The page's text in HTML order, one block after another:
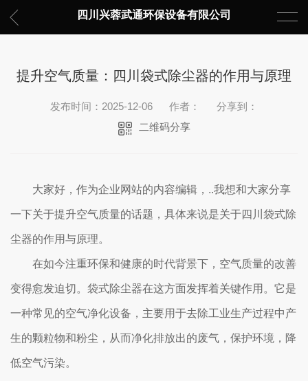
四川兴蓉武通环保设备有限公司
提升空气质量：四川袋式除尘器的作用与原理
发布时间：2025-12-06 作者：
分享到：
二维码分享
大家好，作为企业网站的内容编辑，..我想和大家分享
一下关于提升空气质量的话题，具体来说是关于四川袋式除
尘器的作用与原理。
在如今注重环保和健康的时代背景下，空气质量的改善
变得愈发迫切。袋式除尘器在这方面发挥着关键作用。它是
一种常见的空气净化设备，主要用于去除工业生产过程中产
生的颗粒物和粉尘，从而净化排放出的废气，保护环境，降
低空气污染。